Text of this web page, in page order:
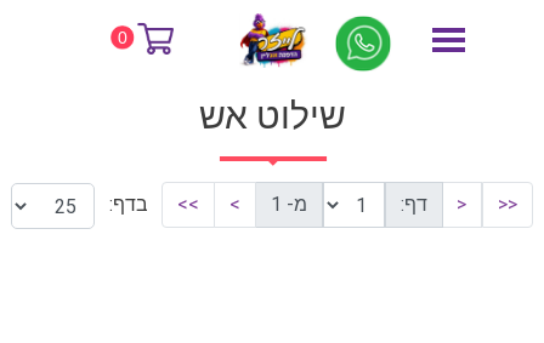
0 דף הבית שילוט אש
שילוט אש
<<
< דף: מ- 1 >
>> בדף: